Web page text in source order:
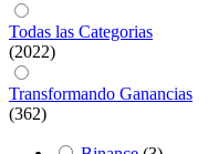
Todas las Categorias
(2022)
Transformando Ganancias
(362)